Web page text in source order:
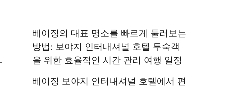
베이징의 대표 명소를 빠르게 둘러보는
방법: 보야지 인터내셔널 호텔 투숙객
을 위한 효율적인 시간 관리 여행 일정
베이징 보야지 인터내셔널 호텔에서 편